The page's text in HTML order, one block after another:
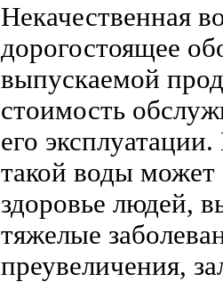
Некачественная
дорогостоящее
выпускаемой
стоимость
его
такой воды может
здоровье людей,
тяжелые
преувеличения,